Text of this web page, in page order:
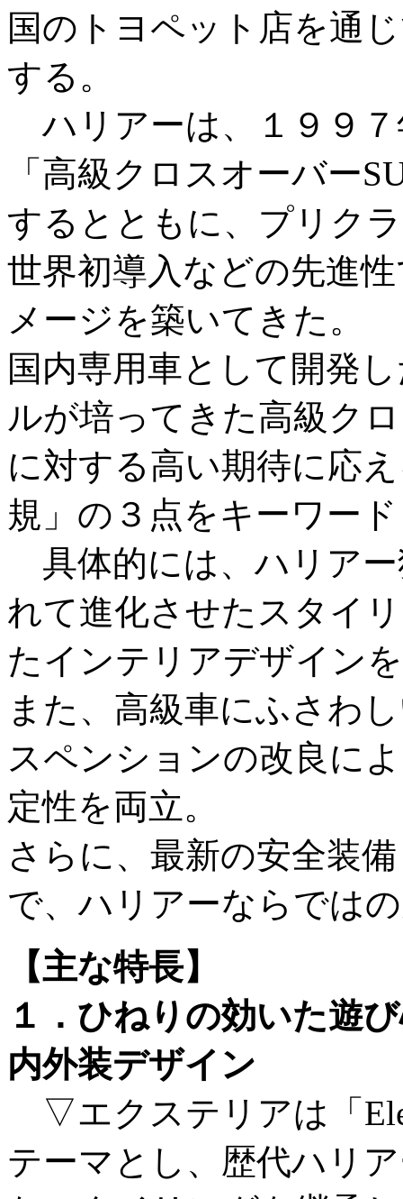
国のトヨペット店を通
する。
ハリアーは、１９９
「高級クロスオーバー
するとともに、プリク
世界初導入などの先進
メージを築いてきた。
国内専用車として開発
ルが培ってきた高級ク
に対する高い期待に応
規」の３点をキーワー
具体的には、ハリア
れて進化させたスタイ
たインテリアデザイン
また、高級車にふさわ
スペンションの改良に
定性を両立。
さらに、最新の安全装
で、ハリアーならでは
【主な特長】
１．ひねりの効いた遊
内外装デザイン
▽エクステリアは「
テーマとし、歴代ハリ